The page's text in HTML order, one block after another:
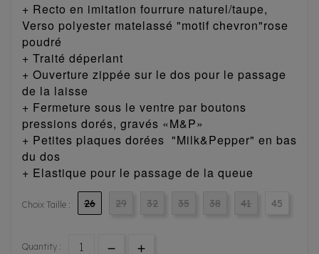
+ Recto en imitation fourrure naturel/taupe,
Verso polyester matelassé "motif chevron"rose
poudré
+ Traité déperlant
+ Ouverture zippée sur le dos pour le passage
de la laisse
+ Fermeture sous le ventre par boutons
pressions dorés, gravés «M&P»
+ Petites plaques dorées "Milk&Pepper" en bas
du dos
+ Elastique pour le passage de la queue
Choix Taille : 26 29 32 35 38 41 45
Quantity :